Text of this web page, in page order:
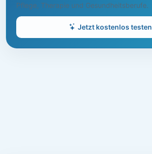
Pflege, Therapie und Gesundheitsberufe.
Jetzt kostenlos testen